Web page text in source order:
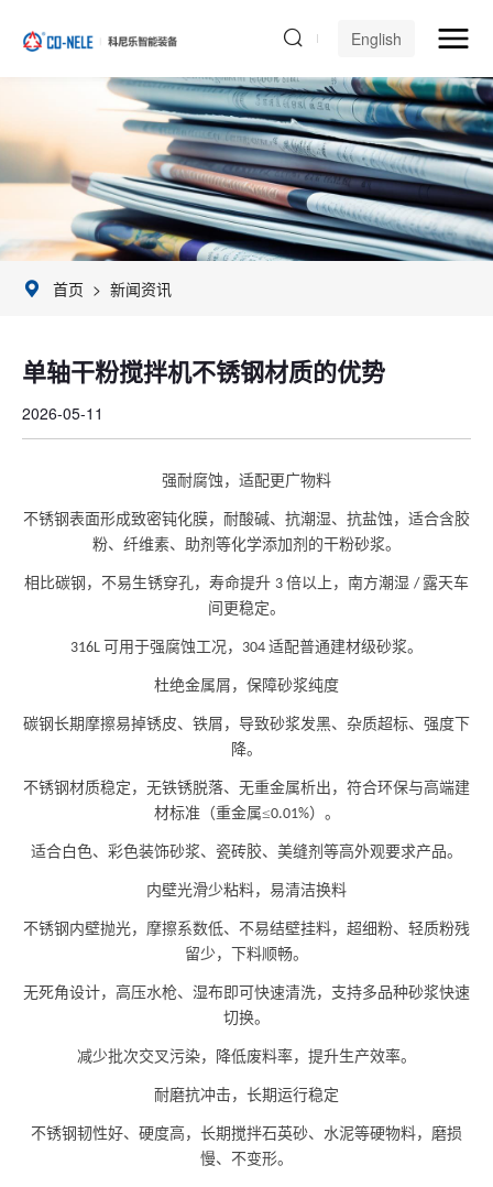
English
首页 > 新闻资讯
单轴干粉搅拌机不锈钢材质的优势
2026-05-11
强耐腐蚀，适配更广物料
不锈钢表面形成致密钝化膜，耐酸碱、抗潮湿、抗盐蚀，适合含胶
粉、纤维素、助剂等化学添加剂的干粉砂浆。
相比碳钢，不易生锈穿孔，寿命提升 3 倍以上，南方潮湿 / 露天车
间更稳定。
316L 可用于强腐蚀工况， 304 适配普通建材级砂浆。
杜绝金属屑，保障砂浆纯度
碳钢长期摩擦易掉锈皮、铁屑，导致砂浆发黑、杂质超标、强度下
降。
不锈钢材质稳定，无铁锈脱落、无重金属析出，符合环保与高端建
材标准（重金属≤0.01%）。
适合白色、 彩色装饰砂浆、瓷砖胶、美缝剂等高外观要求产品。
内壁光滑少粘料，易清洁换料
不锈钢内壁抛光，摩擦系数低、不易结壁挂料，超细粉、 轻质粉残
留少，下料顺畅。
无死角设计，高压水枪、 湿布即可快速清洗，支持多品种砂浆快速
切换。
减少批次交叉污染，降低废料率，提升生产效率。
耐磨抗冲击，长期运行稳定
不锈钢韧性好、硬度高，长期搅拌石英砂、水泥等硬物料，磨损
慢、不变形。